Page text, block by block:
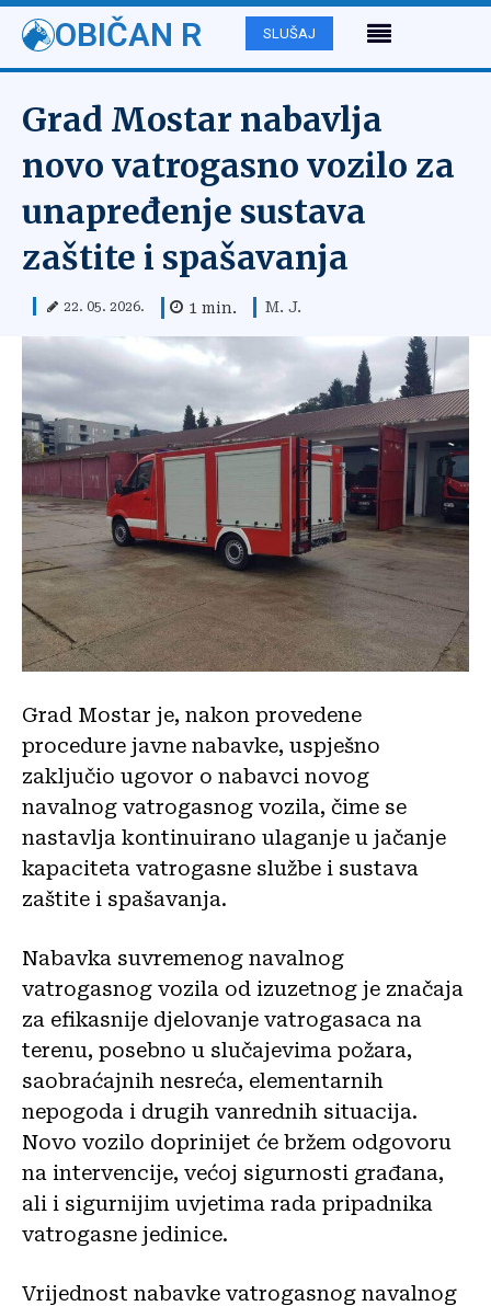
OBIČAN R SLUŠAJ
Grad Mostar nabavlja
novo vatrogasno vozilo za
unapređenje sustava
zaštite i spašavanja
22. 05. 2026. 1 min. M. J.
Grad Mostar je, nakon provedene
procedure javne nabavke, uspješno
zaključio ugovor o nabavci novog
navalnog vatrogasnog vozila, čime se
nastavlja kontinuirano ulaganje u jačanje
kapaciteta vatrogasne službe i sustava
zaštite i spašavanja.
Nabavka suvremenog navalnog
vatrogasnog vozila od izuzetnog je značaja
za efikasnije djelovanje vatrogasaca na
terenu, posebno u slučajevima požara,
saobraćajnih nesreća, elementarnih
nepogoda i drugih vanrednih situacija.
Novo vozilo doprinijet će bržem odgovoru
na intervencije, većoj sigurnosti građana,
ali i sigurnijim uvjetima rada pripadnika
vatrogasne jedinice.
Vrijednost nabavke vatrogasnog navalnog